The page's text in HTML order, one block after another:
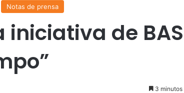
Notas de prensa
iniciativa de
3